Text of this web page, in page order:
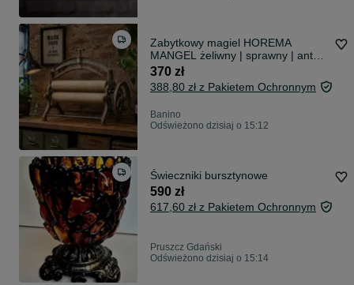
Zabytkowy magiel HOREMA
MANGEL żeliwny | sprawny | antyk
| loft | vintage |
370 zł
388,80 zł z Pakietem Ochronnym
Banino
Odświeżono dzisiaj o 15:12
Świeczniki bursztynowe
590 zł
617,60 zł z Pakietem Ochronnym
Pruszcz Gdański
Odświeżono dzisiaj o 15:14